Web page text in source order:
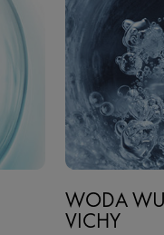
WODA
VICHY